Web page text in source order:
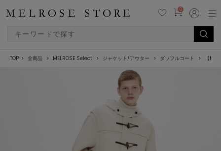
0
TOP 全商品 MELROSE Select ジャケット/アウター ダッフルコート 【